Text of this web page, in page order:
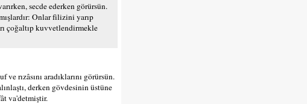
secde ederken görürsün.
Onlar filizini yarıp
çoğaltıp kuvvetlendirmekle
rızâsını aradıklarını görürsün.
derken gövdesinin üstüne
va'detmiştir.